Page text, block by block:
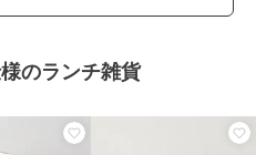
のランチ雑貨